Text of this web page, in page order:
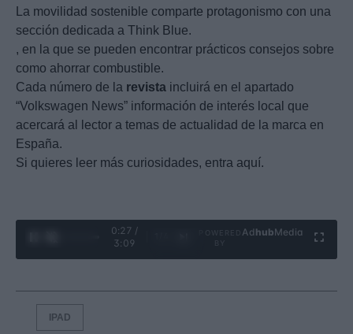
La movilidad sostenible comparte protagonismo con una
sección dedicada a Think Blue.
, en la que se pueden encontrar prácticos consejos sobre
como ahorrar combustible.
Cada número de la revista incluirá en el apartado
“Volkswagen News” información de interés local que
acercará al lector a temas de actualidad de la marca en
España.
Si quieres leer más curiosidades, entra aquí.
0:28 /
3:09
Ad hubMedia
IPAD